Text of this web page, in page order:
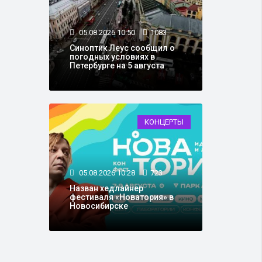
05.08.2026 10:50 1083
Синоптик Леус сообщил о
погодных условиях в
Петербурге на 5 августа
КОНЦЕРТЫ
05.08.2026 10:28 723
Назван хедлайнер
фестиваля «Новатория» в
Новосибирске